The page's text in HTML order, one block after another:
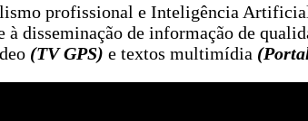
profissional e Inteligência
à disseminação de informação de
(TV GPS) e textos multimídia